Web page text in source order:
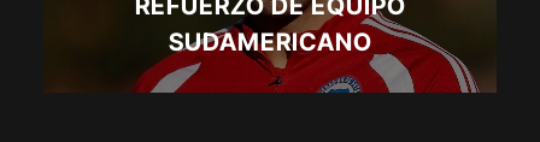
REFUERZO DE EQUIPO
SUDAMERICANO